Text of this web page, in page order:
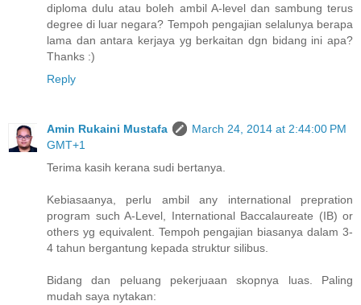
diploma dulu atau boleh ambil A-level dan sambung terus
degree di luar negara? Tempoh pengajian selalunya berapa
lama dan antara kerjaya yg berkaitan dgn bidang ini apa?
Thanks :)
Reply
Amin Rukaini Mustafa
March 24, 2014 at 2:44:00 PM
GMT+1
Terima kasih kerana sudi bertanya.
Kebiasaanya, perlu ambil any international prepration
program such A-Level, International Baccalaureate (IB) or
others yg equivalent. Tempoh pengajian biasanya dalam 3-
4 tahun bergantung kepada struktur silibus.
Bidang dan peluang pekerjuaan skopnya luas. Paling
mudah saya nytakan: